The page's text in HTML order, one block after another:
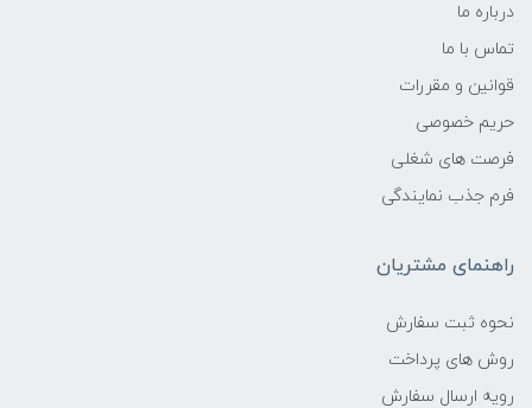
درباره ما
تماس با ما
قوانین و مقررات
حریم خصوصی
فرصت های شغلی
فرم جذب نمایندگی
راهنمای مشتریان
نحوه ثبت سفارش
روش های پرداخت
رویه ارسال سفارش